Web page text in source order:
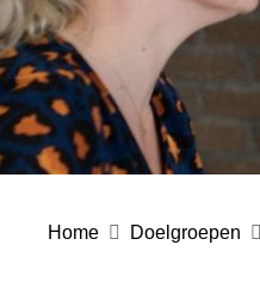
Home Doelgroepen